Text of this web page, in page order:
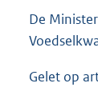
De
Gelet op